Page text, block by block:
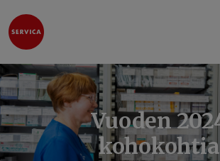
Hyppää sisältöön
Vuoden
kohokohtia